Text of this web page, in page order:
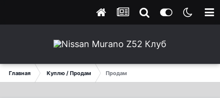
Главная Куплю / Продам Продам